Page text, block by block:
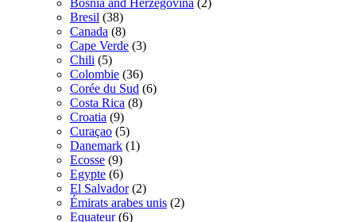
Bresil (38)
Canada (8)
Cape Verde (3)
Chili (5)
Colombie (36)
Corée du Sud (6)
Costa Rica (8)
Croatia (9)
Curaçao (5)
Danemark (1)
Ecosse (9)
Egypte (6)
El Salvador (2)
Émirats arabes unis (2)
Equateur (6)